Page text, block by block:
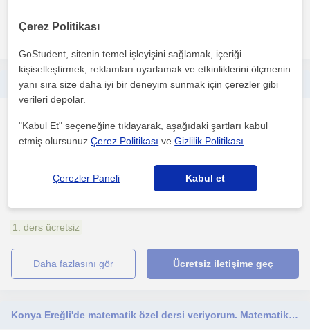
daha fazlasını gör
Orta veya lise düzeyindeki öğrencilere özel ders verebilirim.
Eregli
Oturduğum semte yüzyüze özel ders verdiğim bir kaç öğrencim
1. ders ücretsiz
daha fazlasını gör Ücretsiz iletişime geç
Konya Ereğli'de matematik özel dersi veriyorum. Matematik oyunlarıyla ve soru çözümleriyle derslerimizi işliyoruz.
Çerez Politikası
GoStudent, sitenin temel işleyişini sağlamak, içeriği
kişiselleştirmek, reklamları uyarlamak ve etkinliklerini ölçmenin
yanı sıra size daha iyi bir deneyim sunmak için çerezler gibi
verileri depolar.
"Kabul Et" seçeneğine tıklayarak, aşağıdaki şartları kabul
etmiş olursunuzÇerez Politikası veGizlilik Politikası
Çerezler Paneli Kabul et